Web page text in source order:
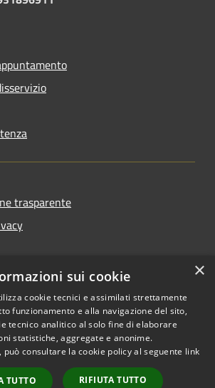
trasparente
accessibilità
Copyright © 2026 • Città di
Noto • Powered by
Municipium•
Accesso
×
sui cookie
cookie tecnici e assimilati strettamente
funzionamento e alla navigazione del sito,
tecnico analitico al solo fine di elaborare
statistiche, aggregate e anonime.
consultare la cookie policy al seguente link
TUTTO RIFIUTA TUTTO